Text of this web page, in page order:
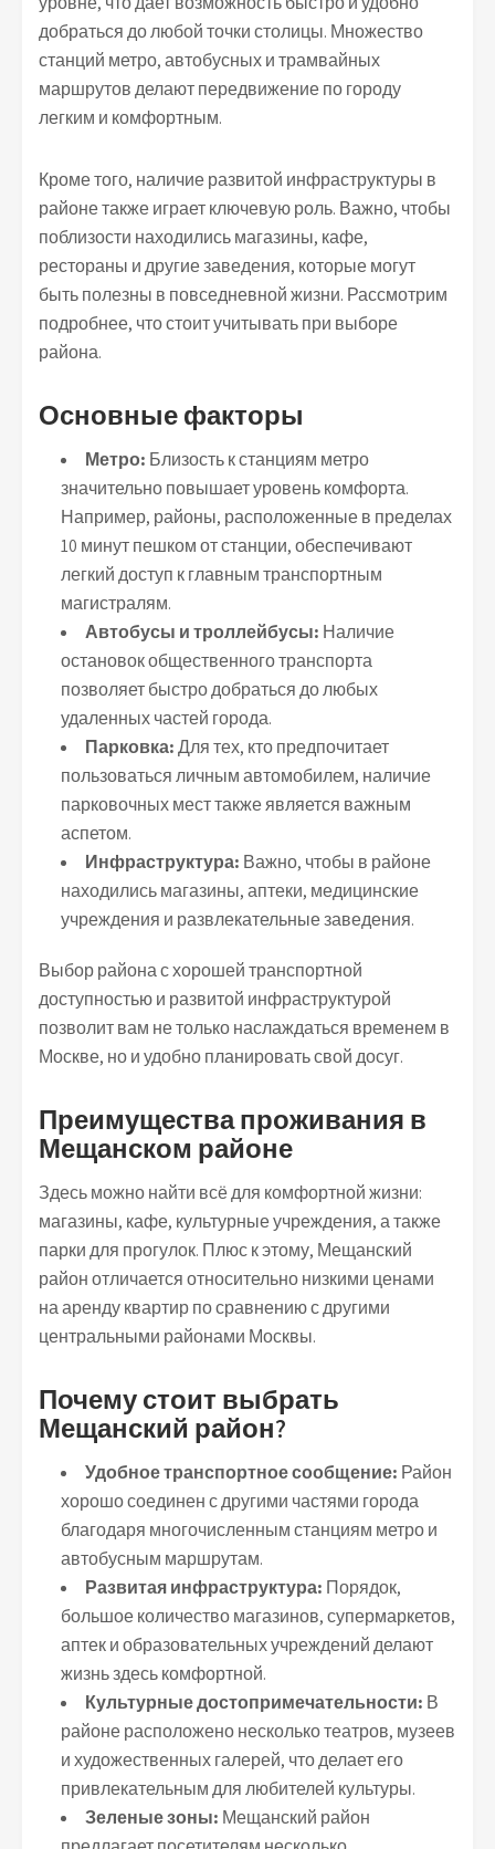
добраться до любой точки столицы. Множество
станций метро, автобусных и трамвайных
маршрутов делают передвижение по городу
легким и комфортным.
Кроме того, наличие развитой инфраструктуры в
районе также играет ключевую роль. Важно, чтобы
поблизости находились магазины, кафе,
рестораны и другие заведения, которые могут
быть полезны в повседневной жизни. Рассмотрим
подробнее, что стоит учитывать при выборе
района.
Основные факторы
Метро: Близость к станциям метро
значительно повышает уровень комфорта.
Например, районы, расположенные в пределах
10 минут пешком от станции, обеспечивают
легкий доступ к главным транспортным
магистралям.
Автобусы и троллейбусы: Наличие
остановок общественного транспорта
позволяет быстро добраться до любых
удаленных частей города.
Парковка:Для тех, кто предпочитает
пользоваться личным автомобилем, наличие
парковочных мест также является важным
аспетом.
Инфраструктура: Важно, чтобы в районе
находились магазины, аптеки, медицинские
учреждения и развлекательные заведения.
Выбор района с хорошей транспортной
доступностью и развитой инфраструктурой
позволит вам не только наслаждаться временем в
Москве, но и удобно планировать свой досуг.
Преимущества проживания в
Мещанском районе
Здесь можно найти всё для комфортной жизни:
магазины, кафе, культурные учреждения, а также
парки для прогулок. Плюс к этому, Мещанский
район отличается относительно низкими ценами
на аренду квартир по сравнению с другими
центральными районами Москвы.
Почему стоит выбрать
Мещанский район?
Удобное транспортное сообщение: Район
хорошо соединен с другими частями города
благодаря многочисленным станциям метро и
автобусным маршрутам.
Развитая инфраструктура: Порядок,
большое количество магазинов, супермаркетов,
аптек и образовательных учреждений делают
жизнь здесь комфортной.
Культурные достопримечательности: В
районе расположено несколько театров, музеев
и художественных галерей, что делает его
привлекательным для любителей культуры.
Зеленые зоны: Мещанский район